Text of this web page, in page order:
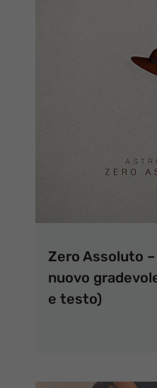
Zero Assoluto
nuovo
e testo)